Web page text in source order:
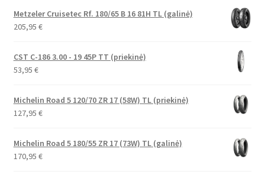
Metzeler Cruisetec Rf. 180/65 B 16 81H TL (galinė)
205,95 €
CST C-186 3.00 - 19 45P TT (priekinė)
53,95 €
Michelin Road 5 120/70 ZR 17 (58W) TL (priekinė)
127,95 €
Michelin Road 5 180/55 ZR 17 (73W) TL (galinė)
170,95 €